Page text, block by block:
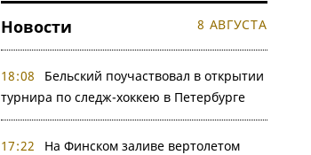
Новости 8 АВГУСТА
18:08
Бельский поучаствовал в открытии
турнира по следж-хоккею в Петербурге
17:22
На Финском заливе вертолетом